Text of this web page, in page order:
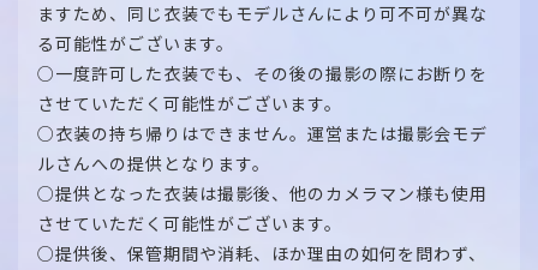
ますため、同じ衣装でもモデルさんにより可不可が異な
る可能性がございます。
○一度許可した衣装でも、その後の撮影の際にお断りを
させていただく可能性がございます。
○衣装の持ち帰りはできません。運営または撮影会モデ
ルさんへの提供となります。
○提供となった衣装は撮影後、他のカメラマン様も使用
させていただく可能性がございます。
○提供後、保管期間や消耗、ほか理由の如何を問わず、